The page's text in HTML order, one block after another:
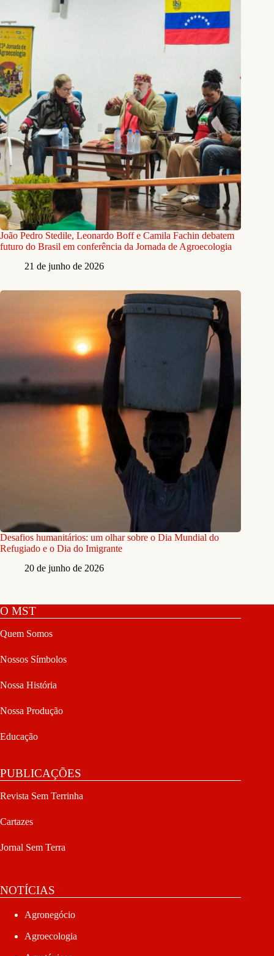
João Pedro Stedile, Leonardo Boff e Camila Fachin debatem
futuro do Brasil em conferência da Jornada de Agroecologia
21 de junho de 2026
Desafios humanitários: um olhar sobre o Dia Mundial do
Refugiado e o Dia do Imigrante
20 de junho de 2026
O MST
Quem Somos
Nossos Símbolos
Nossa História
Nossa Produção
Educação
PUBLICAÇÕES
Revista Sem Terrinha
Cartazes
Jornal Sem Terra
NOTÍCIAS
Agronegócio
Agroecologia